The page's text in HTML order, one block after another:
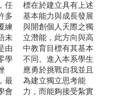
任
多
練
未
由
學
最
會
標在於建立具有上述
基本能力與成長發展
與開創個人天際之獨
立潛能，此方向與高
中教育目標有其基本
不同。進入本系學生
應勇於挑戰自我並且
為建立獨立思考能
力，而能夠接受紮實